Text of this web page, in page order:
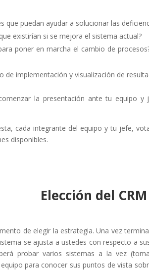
que puedan ayudar a solucionar las
existirían si se mejora el sistema actual?
poner en marcha el cambio de
de implementación y visualización de
la presentación ante tu equipo
cada integrante del equipo y tu jefe,
disponibles.
Elección del CRM
de elegir la estrategia. Una vez
se ajusta a ustedes con respecto a
probar varios sistemas a la vez
para conocer sus puntos de vista